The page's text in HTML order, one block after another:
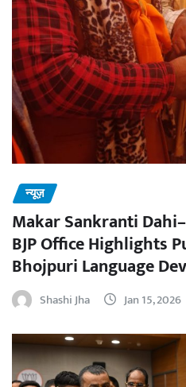
न्यूज़
Makar Sankranti
BJP Office Highlights
Bhojpuri Language
Shashi Jha Jan 15, 2026